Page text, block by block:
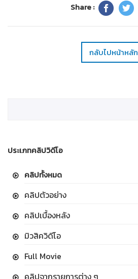
Share :
กลับไปหน้าหลัก
ประเภทคลิปวิดีโอ
คลิปทั้งหมด
คลิปตัวอย่าง
คลิปเบื้องหลัง
มิวสิควิดีโอ
Full Movie
คลิปจากรายการต่าง ๆ